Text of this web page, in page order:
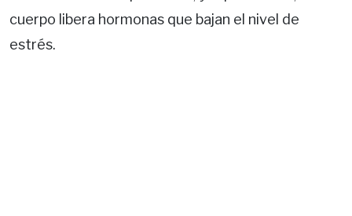
cuerpo libera hormonas que bajan el nivel de
estrés.